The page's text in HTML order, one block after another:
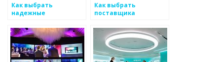
Как выбрать
надежные
металлоизделий
Как выбрать
поставщика